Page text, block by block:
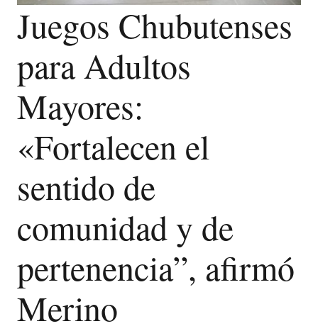
Juegos Chubutenses
para Adultos
Mayores:
«Fortalecen el
sentido de
comunidad y de
pertenencia”, afirmó
Merino